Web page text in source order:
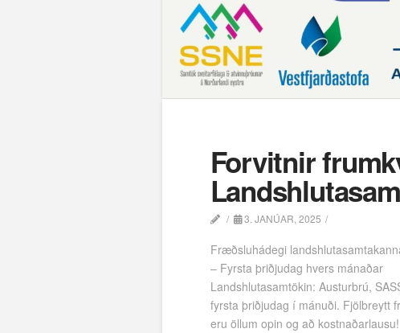
Forvitnir
3. JANÚAR, 2025
Fræðsluhádegi
– Fyrsta þriðjudag hvers mánaðar
Landshlutasamtökin: Austurbrú,
fyrsta þriðjudag í mánuði. Fjölbreytt
eru öllum opin og að kostnaðarlausu!